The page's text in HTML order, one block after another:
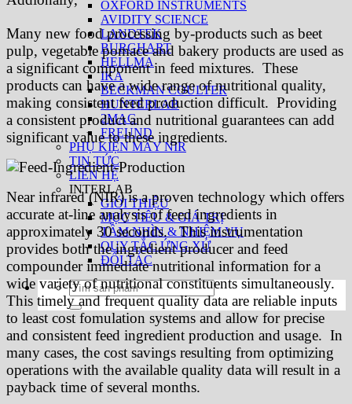
OXFORD INSTRUMENTS
AVIDITY SCIENCE
LANDTEK
BURGHART
HELLMA
IKA
BECKMAN COULTER
HUNTERLAB
2MAG
FREUND
PHỤ KIỆN MÁY NIR
TIN TỨC
LIÊN HỆ
INTERLAB
GIỚI THIỆU
MỤC TIÊU & GIÁ TRỊ
TẦM NHÌN & NHIỆM VỤ
QUY TẮC ỨNG XỬ
ĐỐI TÁC
Tìm
kiếm:
Many new food processing by-products such as beet
pulp, vegetable pomace and bakery products are used as
a significant component in feed mixtures. These
products can have a wide range of nutritional quality,
making consistent feed production difficult. Providing
a consistent product and nutritional guarantees can add
significant value to these ingredients.
Near infrared (NIR) is a proven technology which offers
accurate at-line analysis of feed ingredients in
approximately 30 seconds. This instrumentation
provides both the ingredient producer and feed
compounder immediate nutritional information for a
wide variety of nutritional constituents simultaneously.
This timely and frequent quality data are reliable inputs
to least cost fomulation systems and allow for precise
and consistent feed ingredient production and usage. In
many cases, the cost savings resulting from optimizing
operations with the available quality data will result in a
payback time of several months.